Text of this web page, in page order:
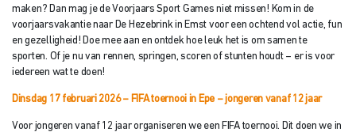
maken? Dan mag je de Voorjaars Sport Games niet missen! Kom in de
voorjaarsvakantie naar De Hezebrink in Emst voor een ochtend vol actie, fun
en gezelligheid! Doe mee aan en ontdek hoe leuk het is om samen te
sporten. Of je nu van rennen, springen, scoren of stunten houdt – er is voor
iedereen wat te doen!
Dinsdag 17 februari 2026 – FIFA toernooi in Epe – jongeren vanaf 12 jaar
Voor jongeren vanaf 12 jaar organiseren we een FIFA toernooi. Dit doen we in